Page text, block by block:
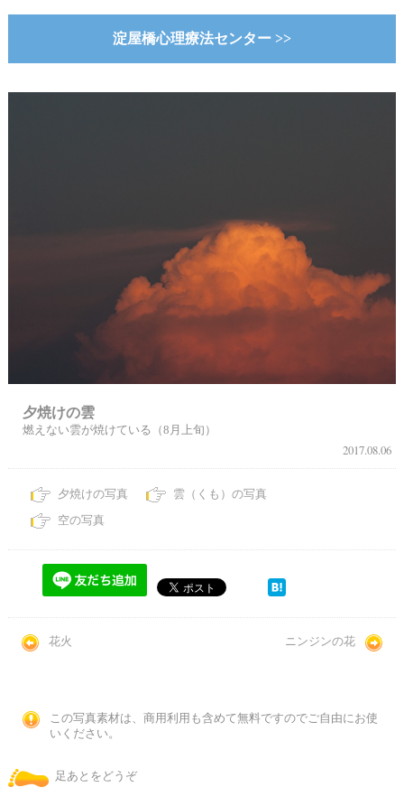
淀屋橋心理療法センター >>
夕焼けの雲
燃えない雲が焼けている（8月上旬）
2017.08.06
夕焼けの写真 雲（くも）の写真
空の写真
花火 ニンジンの花
この写真素材は、商用利用も含めて無料ですのでご自由にお使
いください。
足あとをどうぞ